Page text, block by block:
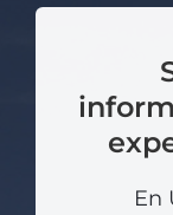
En